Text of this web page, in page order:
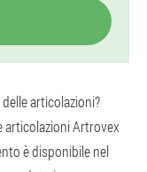
articolazioni?
articolazioni Artrovex
è disponibile nel